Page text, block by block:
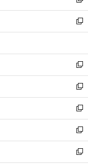
開
く
ウ
で
開
ン
ド
ウ
開
く
ウ
ィ
ン
ウ
で
開
く
し
い
ウ
ン
ド
ウ
で
開
く
新
し
ウ
ィ
ン
ド
ウ
で
開
く
新
し
い
ウ
ィ
ン
ド
ウ
で
開
新
し
い
ウ
ィ
ン
ド
ウ
新
し
い
ウ
ィ
ン
新
し
い
ウ
新
し